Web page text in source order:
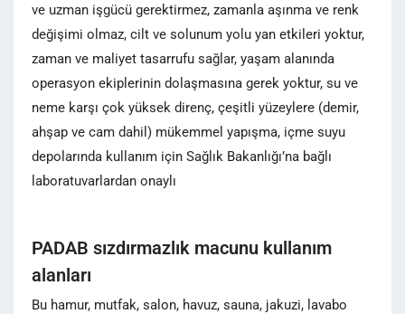
ve uzman işgücü gerektirmez, zamanla aşınma ve renk
değişimi olmaz, cilt ve solunum yolu yan etkileri yoktur,
zaman ve maliyet tasarrufu sağlar, yaşam alanında
operasyon ekiplerinin dolaşmasına gerek yoktur, su ve
neme karşı çok yüksek direnç, çeşitli yüzeylere (demir,
ahşap ve cam dahil) mükemmel yapışma, içme suyu
depolarında kullanım için Sağlık Bakanlığı’na bağlı
laboratuvarlardan onaylı
PADAB sızdırmazlık macunu kullanım
alanları
Bu hamur, mutfak, salon, havuz, sauna, jakuzi, lavabo